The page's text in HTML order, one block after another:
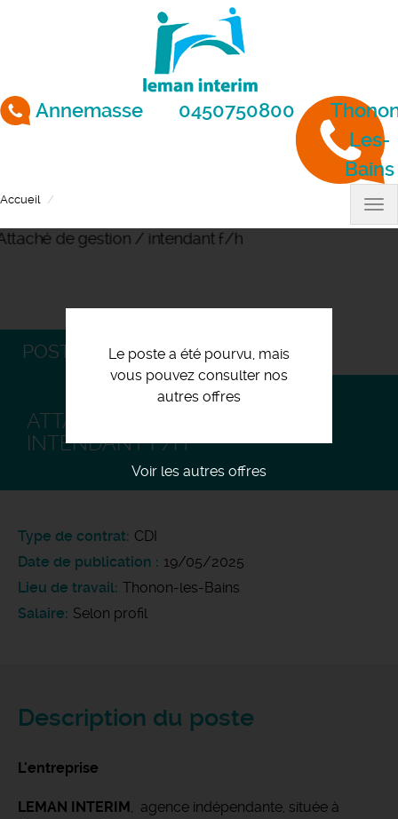
Annemasse 0450750800
Les-
Bains
Accueil
Le poste a été pourvu, mais
vous pouvez consulter nos
autres offres
Voir les autres offres
POSTULEZ
ATTACHÉ DE GESTION /
INTENDANT F/H
Type de contrat CDI
Date de publication
19/05/2025
Lieu de travail Thonon-les-Bains
Salaire Selon profil
Description du poste
L'entreprise
LEMAN INTERIM, agence indépendante, située à